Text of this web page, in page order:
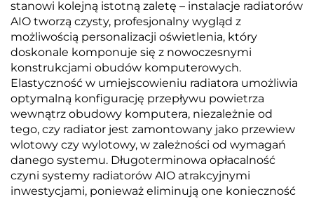
stanowi kolejną istotną zaletę – instalacje radiatorów
AIO tworzą czysty, profesjonalny wygląd z
możliwością personalizacji oświetlenia, który
doskonale komponuje się z nowoczesnymi
konstrukcjami obudów komputerowych.
Elastyczność w umiejscowieniu radiatora umożliwia
optymalną konfigurację przepływu powietrza
wewnątrz obudowy komputera, niezależnie od
tego, czy radiator jest zamontowany jako przewiew
wlotowy czy wylotowy, w zależności od wymagań
danego systemu. Długoterminowa opłacalność
czyni systemy radiatorów AIO atrakcyjnymi
inwestycjami, ponieważ eliminują one konieczność